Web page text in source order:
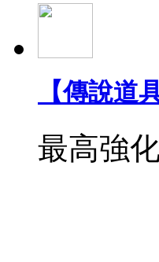
【傳說道
最高強